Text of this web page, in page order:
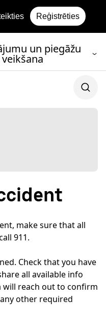
Reģistrēties
un piegāžu
veikšana
make sure that all
911.
Check that you have
all available info
will reach out to confirm
other required